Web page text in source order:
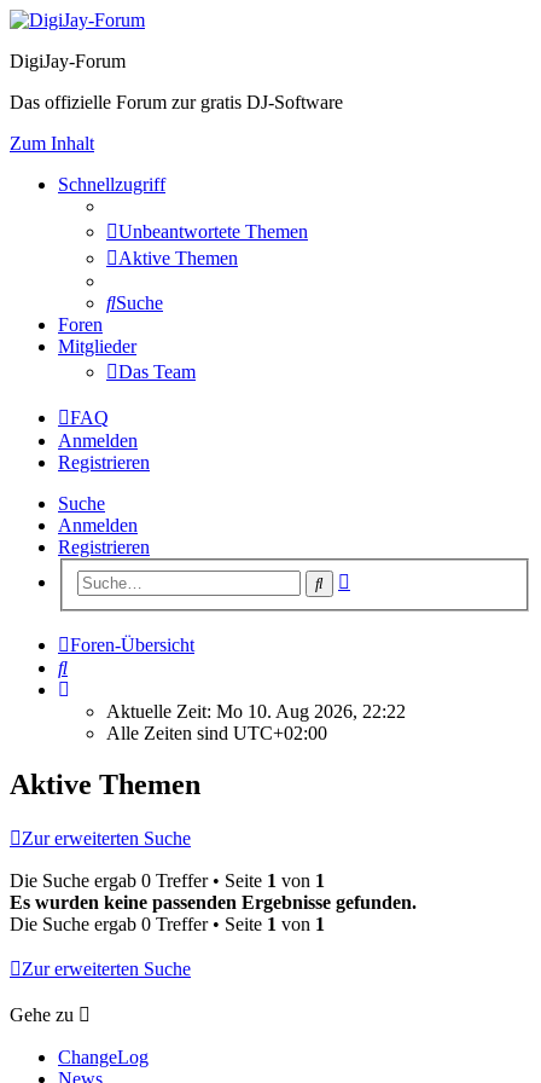
DigiJay-Forum
Das offizielle Forum zur gratis DJ-Software
Zum Inhalt
Schnellzugriff
Unbeantwortete Themen
Aktive Themen
Suche
Foren
Mitglieder
Das Team
FAQ
Anmelden
Registrieren
Suche
Anmelden
Registrieren
Suche
Foren-Übersicht
Suche
Aktuelle Zeit: Mo 10. Aug 2026, 22:22
Alle Zeiten sind UTC+02:00
Aktive Themen
Zur erweiterten Suche
Die Suche ergab 0 Treffer • Seite 1 von 1
Es wurden keine passenden Ergebnisse gefunden.
Die Suche ergab 0 Treffer • Seite 1 von 1
Zur erweiterten Suche
Gehe zu
ChangeLog